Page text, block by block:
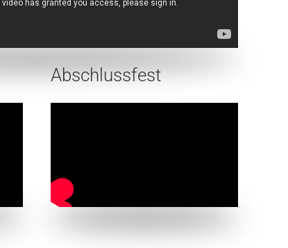
Abschlussfest